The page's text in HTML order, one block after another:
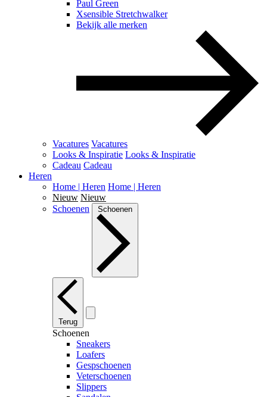
Paul Green
Xsensible Stretchwalker
Bekijk alle merken
Vacatures Vacatures
Looks & Inspiratie Looks & Inspiratie
Cadeau Cadeau
Heren
Home | Heren Home | Heren
Nieuw Nieuw
Schoenen
Schoenen
Terug
Schoenen
Sneakers
Loafers
Gespschoenen
Veterschoenen
Slippers